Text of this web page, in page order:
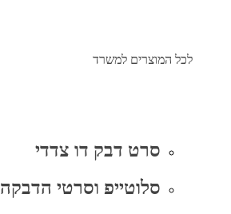
לכל המוצרים למשרד
סרט דבק דו צדדי
סלוטייפ וסרטי הדבקה